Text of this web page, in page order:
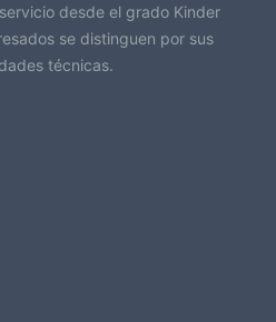
desde el grado Kinder
se distinguen por sus
técnicas.